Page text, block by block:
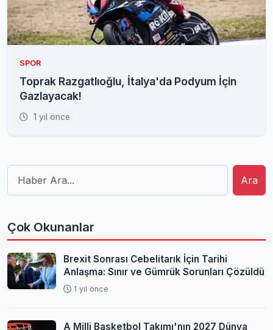
SPOR
Toprak Razgatlıoğlu, İtalya'da Podyum İçin
Gazlayacak!
1 yıl önce
Ara
Çok Okunanlar
Brexit Sonrası Cebelitarık İçin Tarihi
Anlaşma: Sınır ve Gümrük Sorunları Çözüldü
1 yıl önce
A Milli Basketbol Takımı'nın 2027 Dünya